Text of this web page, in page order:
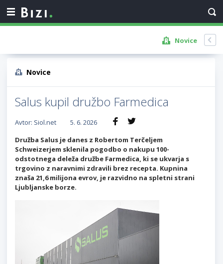
Novice
Novice
Salus kupil družbo Farmedica
Avtor: Siol.net
5. 6. 2026
Družba Salus je danes z Robertom Terčeljem
Schweizerjem sklenila pogodbo o nakupu 100-
odstotnega deleža družbe Farmedica, ki se ukvarja s
trgovino z naravnimi zdravili brez recepta. Kupnina
znaša 21,6 milijona evrov, je razvidno na spletni strani
Ljubljanske borze.